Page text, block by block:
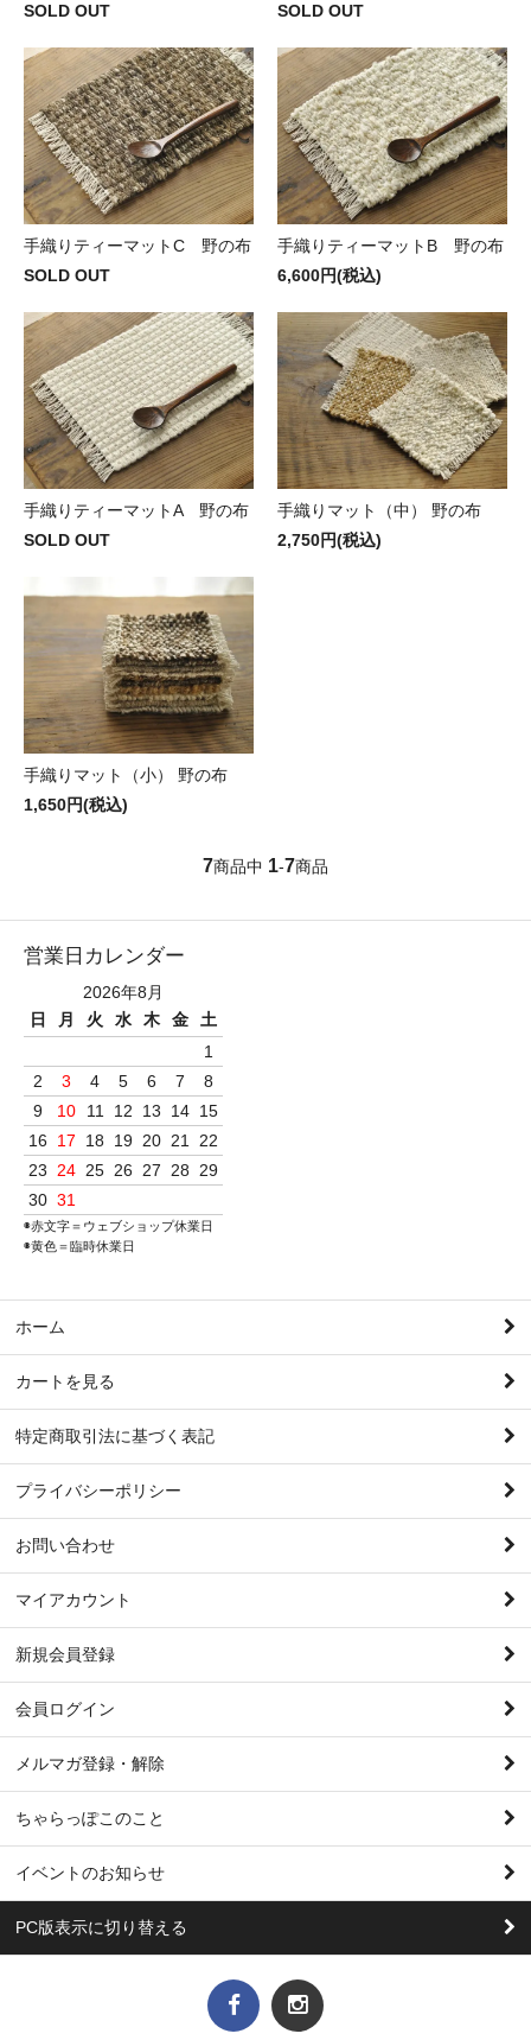
SOLD OUT
SOLD OUT
手織りティーマットC 野の布
SOLD OUT
手織りティーマットB 野の布
6,600円(税込)
手織りティーマットA 野の布
SOLD OUT
手織りマット（中） 野の布
2,750円(税込)
手織りマット（小） 野の布
1,650円(税込)
7商品中 1-7商品
営業日カレンダー
2026年8月
日
月 火 水 木 金
土
1
2
3 4 5 6 7
8
9
10 11 12 13 14 15
16
17 18 19 20 21 22
23 24 25 26 27 28 29
30 31
◉赤文字＝ウェブショップ休業日
◉黄色＝臨時休業日
ホーム
カートを見る
特定商取引法に基づく表記
プライバシーポリシー
お問い合わせ
マイアカウント
新規会員登録
会員ログイン
メルマガ登録・解除
ちゃらっぽこのこと
イベントのお知らせ
PC版表示に切り替える